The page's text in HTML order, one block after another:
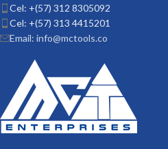
Cel: +(57) 312 8305092
Cel: +(57) 313 4415201
Email: info@mctools.co